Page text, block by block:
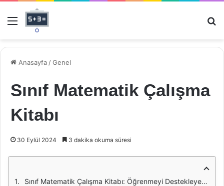
Menü
Anasayfa /Genel
Sınıf Matematik Çalışma
Kitabı
30 Eylül 2024 3 dakika okuma süresi
Sınıf Matematik Çalışma Kitabı: Öğrenmeyi Destekleyen Bir Araç